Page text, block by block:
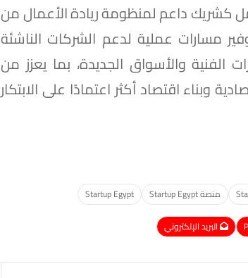
كشريك داعم لمنظومة ريادة الأعمال من
مسارات عملية لدعم الشركات الناشئة
الفنية والأسواق الجديدة، بما يعزز من
وبناء اقتصاد أكثر اعتمادًا على الابتكار
منصة Startup Egypt Startup Egypt
البريد الإلكتروني